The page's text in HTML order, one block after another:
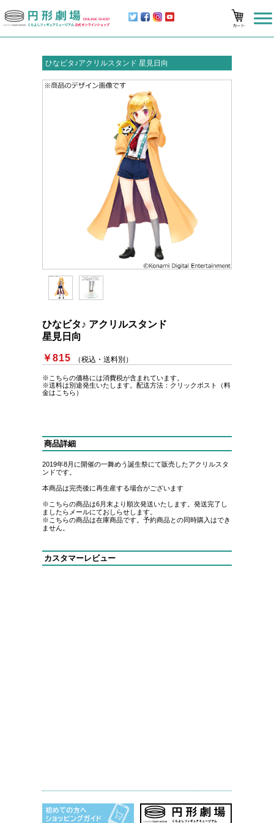
ひなビタ♪アクリルスタンド 星見日向
ひなビタ♪ アクリルスタンド
星見日向
￥815 （税込・送料別）
※こちらの価格には消費税が含まれています。
※送料は別途発生いたします。 配送方法：クリックポスト（料
金はこちら）
商品詳細
2019年8月に開催の一舞めう誕生祭にて販売したアクリルスタ
ンドです。
本商品は完売後に再生産する場合がございます
※こちらの商品は6月末より順次発送いたします。発送完了し
ましたらメールにておしらせします。
※こちらの商品は在庫商品です。予約商品との同時購入はでき
ません。
カスタマーレビュー